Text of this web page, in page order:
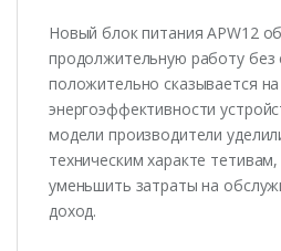
Новый блок питания APW12
продолжительную работу без
положительно сказывается на
энергоэффективности
модели производители
техническим характе
уменьшить затраты на
доход.